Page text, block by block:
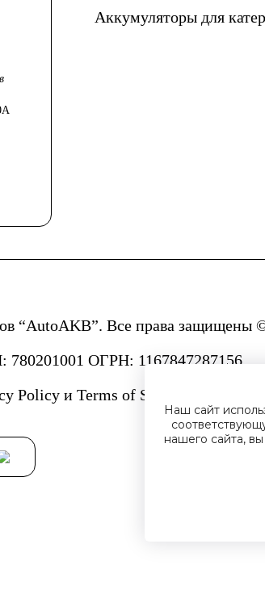
Аккумуляторы для
“AutoAKB”. Все права
ОГРН: 1167847287156.
Policy и Terms of Service.
Наш сайт
нашего сайта,